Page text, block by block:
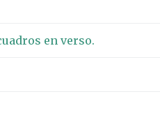
en verso.